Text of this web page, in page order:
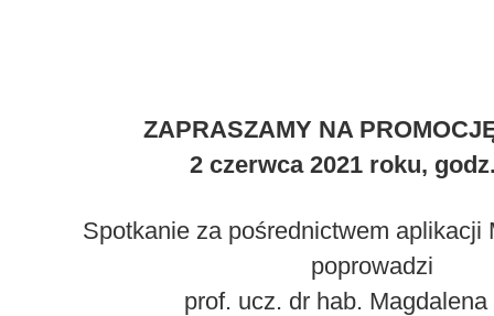
ZAPRASZAMY NA
2 czerwca 2021 roku,
Spotkanie za pośrednictwem aplikacji
poprowadzi
prof. ucz. dr hab. Magdalena